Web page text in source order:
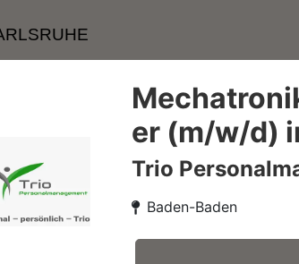
er (m/w/d)
Trio
Baden-Baden